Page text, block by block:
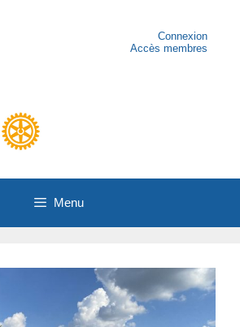
Connexion
Accès membres
Menu